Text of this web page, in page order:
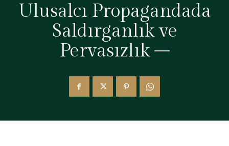
Ulusalcı Propagandada
Saldırganlık ve
Pervasızlık –